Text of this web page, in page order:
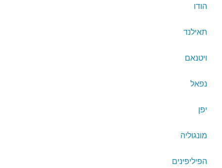
הודו
תאילנד
ויטנאם
נפאל
יפן
מונגוליה
הפיליפינים